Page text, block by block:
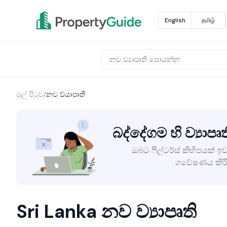
English தமிழ்
මුල් පිටුව/නව ව්යාපෘති
බද්දේගම හි
ඔබට ෆිල්ටර්ස් කිහිපයක්
ගවේෂණය
Sri Lanka නව ව්‍යාපෘති